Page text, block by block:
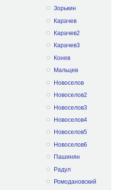
Зорькин
Карачев
Карачев2
Карачев3
Конев
Мальцев
Новоселов
Новоселов2
Новоселов3
Новоселов4
Новоселов5
Новоселов6
Пашинян
Радул
Ромодановский